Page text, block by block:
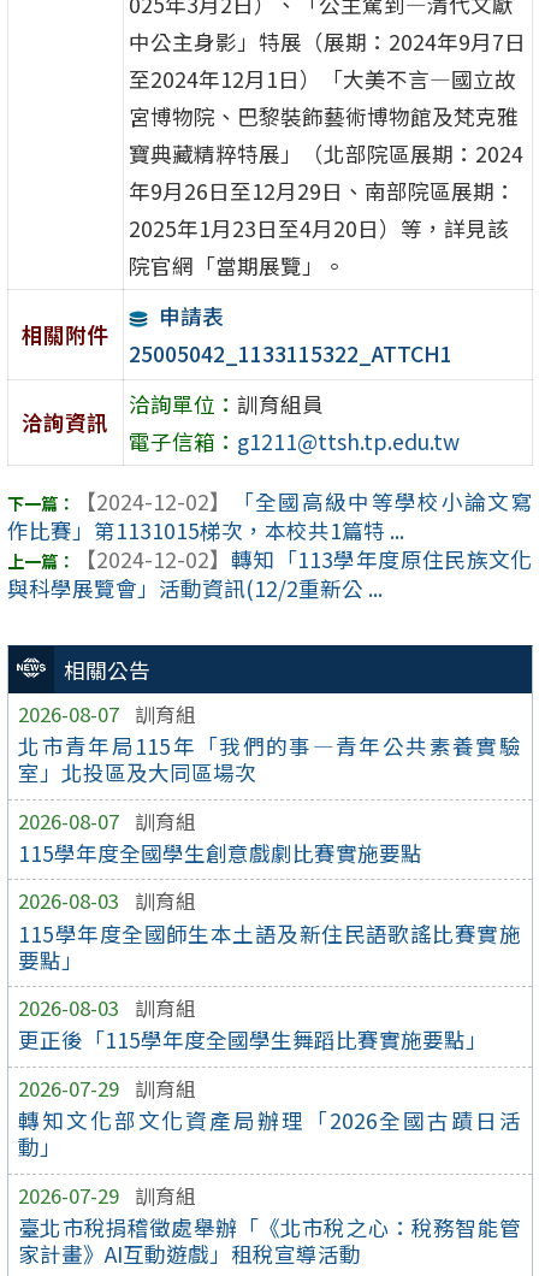
相關公告
2026-08-07 訓育組
北市青年局115年「我們的事—青年公共素養實驗
室」北投區及大同區場次
2026-08-07 訓育組
115學年度全國學生創意戲劇比賽實施要點
2026-08-03 訓育組
115學年度全國師生本土語及新住民語歌謠比賽實施
要點」
2026-08-03 訓育組
更正後「115學年度全國學生舞蹈比賽實施要點」
2026-07-29 訓育組
轉知文化部文化資產局辦理「2026全國古蹟日活
動」
2026-07-29 訓育組
臺北市稅捐稽徵處舉辦「《北市稅之心：稅務智能管
家計畫》AI互動遊戲」租稅宣導活動
中公主身影」特展（展期：2024年9月7日
至2024年12月1日）「大美不言—國立故
宮博物院、巴黎裝飾藝術博物館及梵克雅
寶典藏精粹特展」（北部院區展期：2024
年9月26日至12月29日、南部院區展期：
2025年1月23日至4月20日）等，詳見該
院官網「當期展覽」。
相關附件
申請表
25005042_1133115322_ATTCH1
洽詢資訊
洽詢單位： 訓育組員
電子信箱： g1211@ttsh.tp.edu.tw
【2024-12-02】
「全國高級中等學校小論文寫
作比賽」第1131015梯次，本校共1篇特 ...
【2024-12-02】 轉知「113學年度原住民族文化
與科學展覽會」活動資訊(12/2重新公 ...